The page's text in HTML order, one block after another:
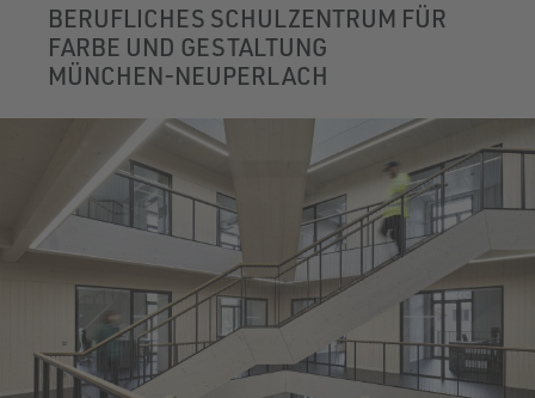
BERUFLICHES SCHULZENTRUM FÜR
FARBE UND GESTALTUNG
MÜNCHEN-NEUPERLACH